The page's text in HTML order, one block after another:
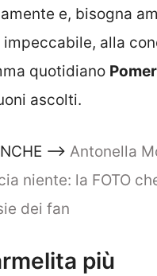
e, bisogna
impeccabile, alla
quotidiano
ascolti.
–> Antonella
niente: la FOTO
dei fan
più